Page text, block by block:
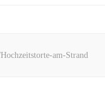
Hochzeitstorte-am-Strand